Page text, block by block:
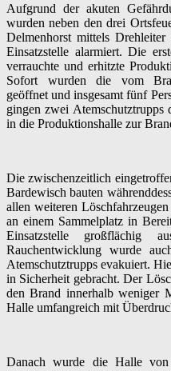
Aufgrund der akuten
wurden neben den drei
Delmenhorst mittels
Einsatzstelle alarmiert. Die
verrauchte und erhitzte
Sofort wurden die vom
geöffnet und insgesamt fünf
gingen zwei
in die Produktionshalle zur
Die zwischenzeitlich
Bardewisch bauten
allen weiteren
an einem Sammelplatz in
Einsatzstelle großflächig
Rauchentwicklung wurde
Atemschutztrupps evakuiert.
in Sicherheit gebracht. Der
den Brand innerhalb weniger
Halle umfangreich mit
Danach wurde die Halle von